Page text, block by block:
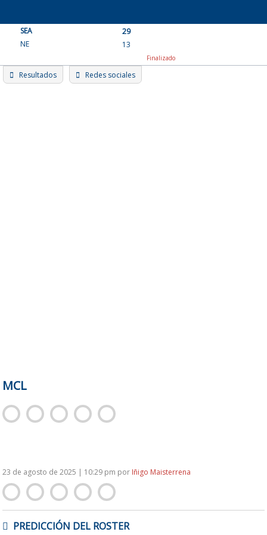
content
SEA
29
NE
13
Finalizado
Resultados Redes sociales
MCL
23 de agosto de 2025 | 10:29 pm por Iñigo Maisterrena
NAVEGACIÓN
DEPREDICCIÓN DEL ROSTER